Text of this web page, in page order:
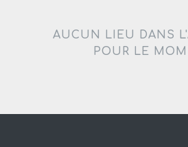
AUCUN LIEU DANS
POUR LE